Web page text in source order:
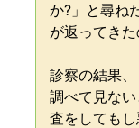
か?」と尋ね
が返ってきた
診察の結果
調べて見な
査をしても